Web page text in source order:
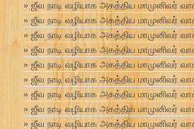
ஜீவ நாடி வழியாக அகத்திய மாமுனிவர்
ஜீவ நாடி வழியாக அகத்திய மாமுனிவர்
ஜீவ நாடி வழியாக அகத்திய மாமுனிவர்
ஜீவ நாடி வழியாக அகத்திய மாமுனிவர்
ஜீவ நாடி வழியாக அகத்திய மாமுனிவர்
ஜீவ நாடி வழியாக அகத்திய மாமுனிவர்
ஜீவ நாடி வழியாக அகத்திய மாமுனிவர்
ஜீவ நாடி வழியாக அகத்திய மாமுனிவர்
ஜீவ நாடி வழியாக அகத்திய மாமுனிவர்